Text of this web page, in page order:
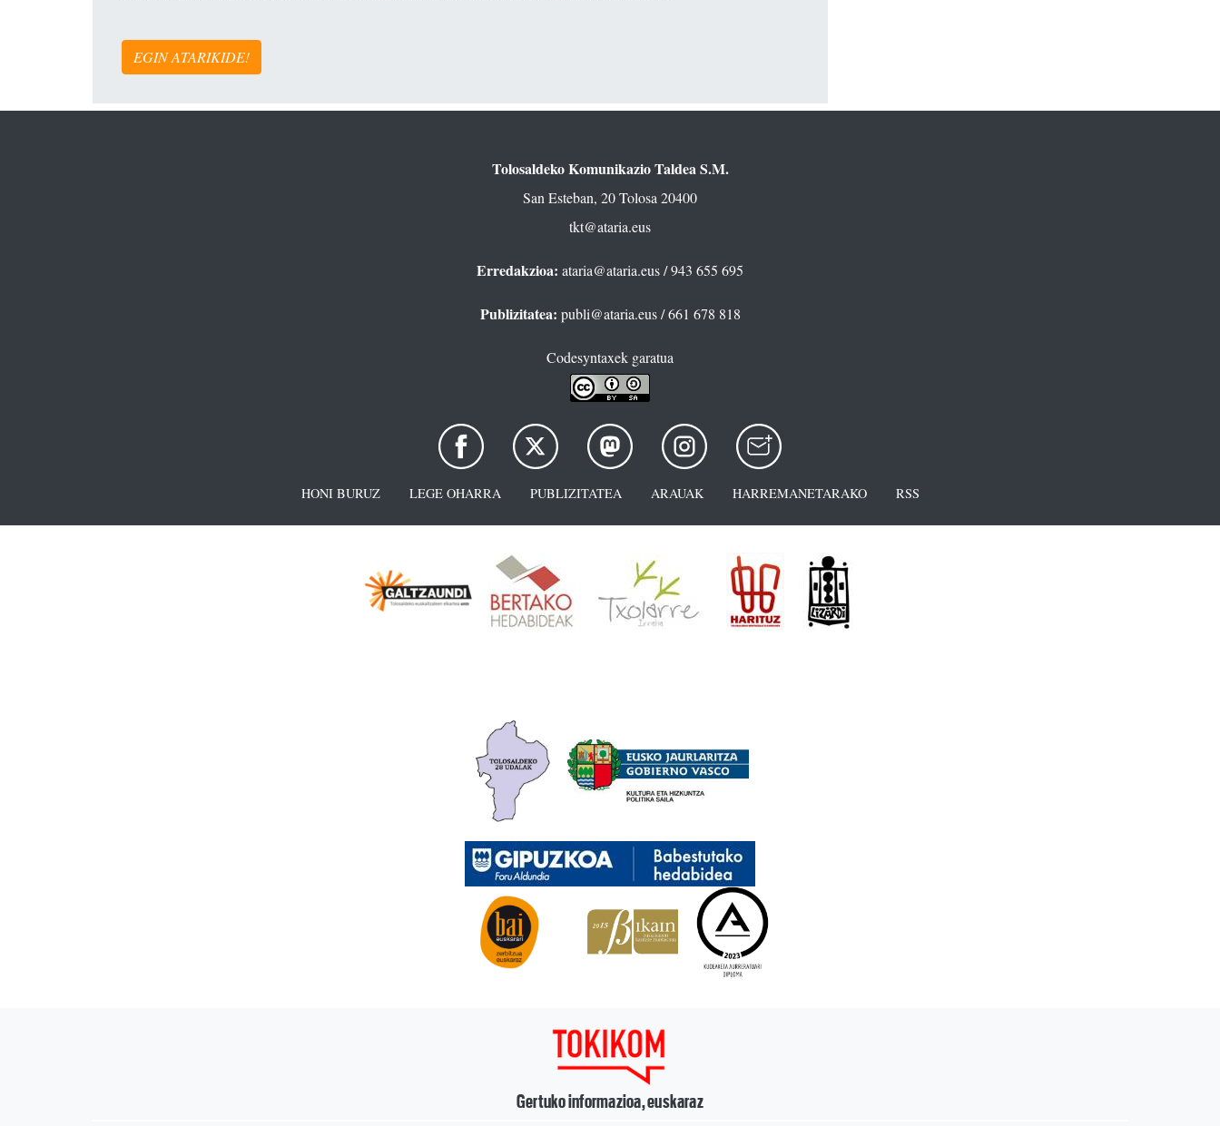
EGIN ATARIKIDE!
Tolosaldeko Komunikazio Taldea S.M.
San Esteban, 20 Tolosa 20400
tkt@ataria.eus
Erredakzioa: ataria@ataria.eus/ 943 655 695
Publizitatea: publi@ataria.eus/ 661 678 818
Codesyntaxek garatua
HONI BURUZ LEGE OHARRA PUBLIZITATEA ARAUAK HARREMANETARAKO RSS
Gertuko informazioa, euskaraz